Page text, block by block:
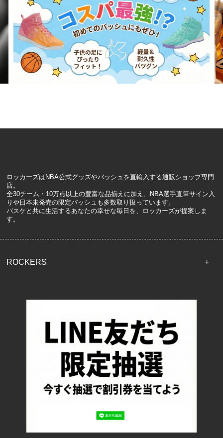
ロッカーズはNBA公式グッズやバッシュを直輸入する通販ショップ専門
店。
全30チーム・10万点以上の豊富な品揃えに加え、NBA選手直筆サイン入
りや日本未発売の限定バッシュも多数取り扱っています。
バスケと共に生活するあなたの幸せな毎日を、ロッカーズが提案しま
す。
ROCKERS
配送・送料について
返品について
お支払い方法について
特定商取引法に基づく表記
プライバシーポリシー
ロッカーズについて